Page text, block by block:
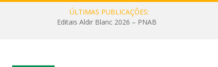
ÚLTIMAS PUBLICAÇÕES:
Editais Aldir Blanc 2026 – PNAB